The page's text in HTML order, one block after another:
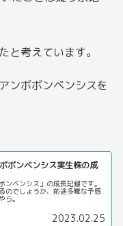
と考えています。
ンボボンベンシスを
ボンベンシス実生株の成
ンベンシス」の成長記録です。
のでしょうか、前途多難な予感
ら。
2023.02.25